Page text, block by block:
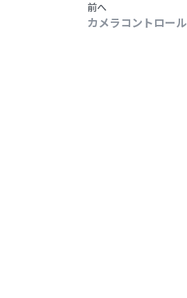
前へ
カメラコントロール